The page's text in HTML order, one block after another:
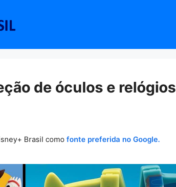
de óculos e relógios
Brasil como fonte preferida no Google.